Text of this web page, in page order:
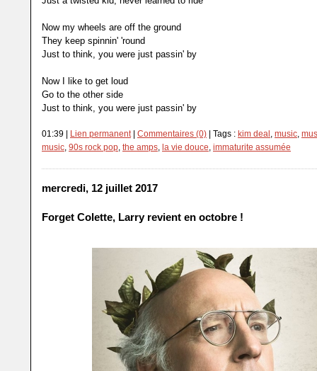
Now my wheels are off the ground
They keep spinnin' 'round
Just to think, you were just passin' by
Now I like to get loud
Go to the other side
Just to think, you were just passin' by
01:39 | Lien permanent| Commentaires (0) | Tags : kim deal , music,
music, 90s rock pop, the amps, la vie douce, immaturite assumée
mercredi, 12 juillet 2017
Forget Colette, Larry revient en octobre !